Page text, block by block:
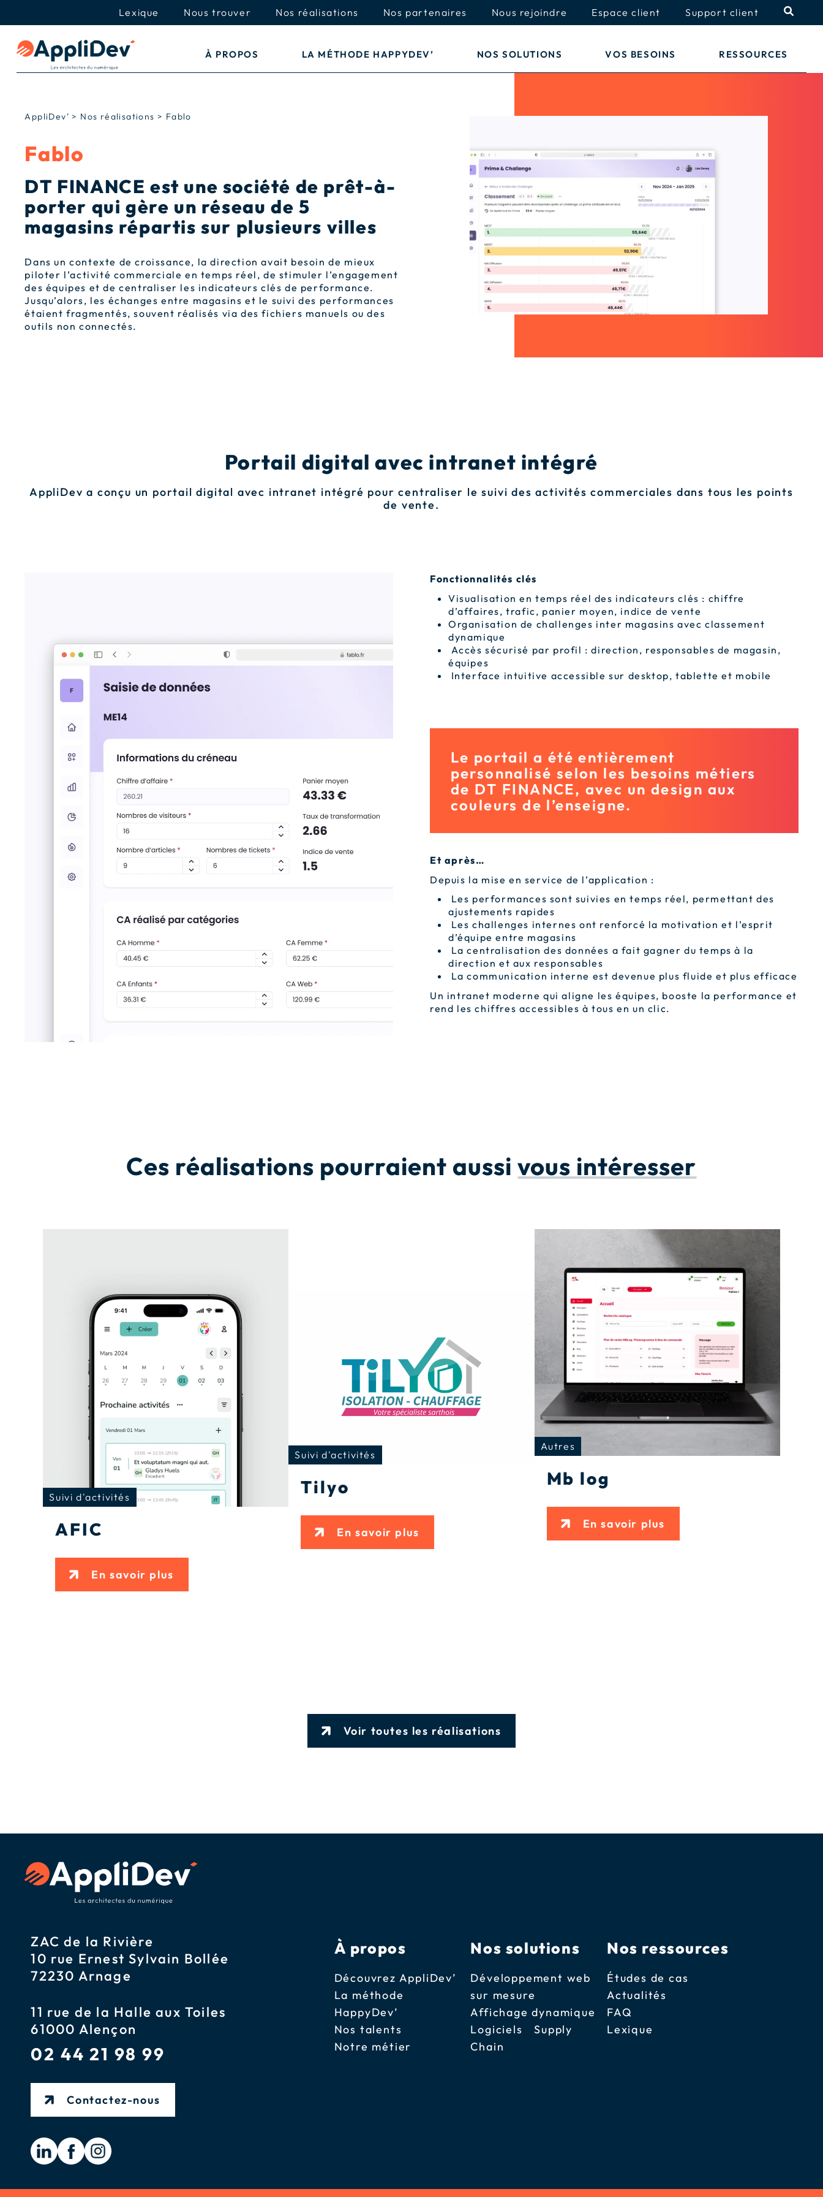
Lexique Nous trouver Nos réalisations Nos partenaires Nous rejoindre Espace client Support client
À PROPOS LA MÉTHODE HAPPYDEV’ NOS SOLUTIONS VOS BESOINS RESSOURCES
AppliDev’ > Nos réalisations > Fablo
Fablo
DT FINANCE est une société de prêt-à-
porter qui gère un réseau de 5
magasins répartis sur plusieurs villes
Dans un contexte de croissance, la direction avait besoin de mieux
piloter l’activité commerciale en temps réel, de stimuler l’engagement
des équipes et de centraliser les indicateurs clés de performance.
Jusqu’alors, les échanges entre magasins et le suivi des performances
étaient fragmentés, souvent réalisés via des fichiers manuels ou des
outils non connectés.
Portail digital avec intranet intégré
AppliDev a conçu un portail digital avec intranet intégré pour centraliser le suivi des activités commerciales dans tous les points
de vente.
Fonctionnalités clés
Visualisation en temps réel des indicateurs clés : chiffre
d’affaires, trafic, panier moyen, indice de vente
Organisation de challenges inter magasins avec classement
dynamique
Accès sécurisé par profil : direction, responsables de magasin,
équipes
Interface intuitive accessible sur desktop, tablette et mobile
Le portail a été entièrement
personnalisé selon les besoins métiers
de DT FINANCE, avec un design aux
couleurs de l’enseigne.
Et après…
Depuis la mise en service de l’application :
Les performances sont suivies en temps réel, permettant des
ajustements rapides
Les challenges internes ont renforcé la motivation et l’esprit
d’équipe entre magasins
La centralisation des données a fait gagner du temps à la
direction et aux responsables
La communication interne est devenue plus fluide et plus efficace
Un intranet moderne qui aligne les équipes, booste la performance et
rend les chiffres accessibles à tous en un clic.
Ces réalisations pourraient aussivous intéresser
Suivi d'activités
AFIC
En savoir plus
Suivi d'activités
Tilyo
En savoir plus
Autres
Mb log
En savoir plus
Voir toutes les réalisations
ZAC de la Rivière
10 rue Ernest Sylvain Bollée
72230 Arnage
11 rue de la Halle aux Toiles
61000 Alençon
02 44 21 98 99
Contactez-nous
À propos
Découvrez AppliDev’
La méthode
HappyDev’
Nos talents
Notre métier
Nos solutions
Développement web
sur mesure
Affichage dynamique
Logiciels Supply
Chain
Nos ressources
Études de cas
Actualités
FAQ
Lexique